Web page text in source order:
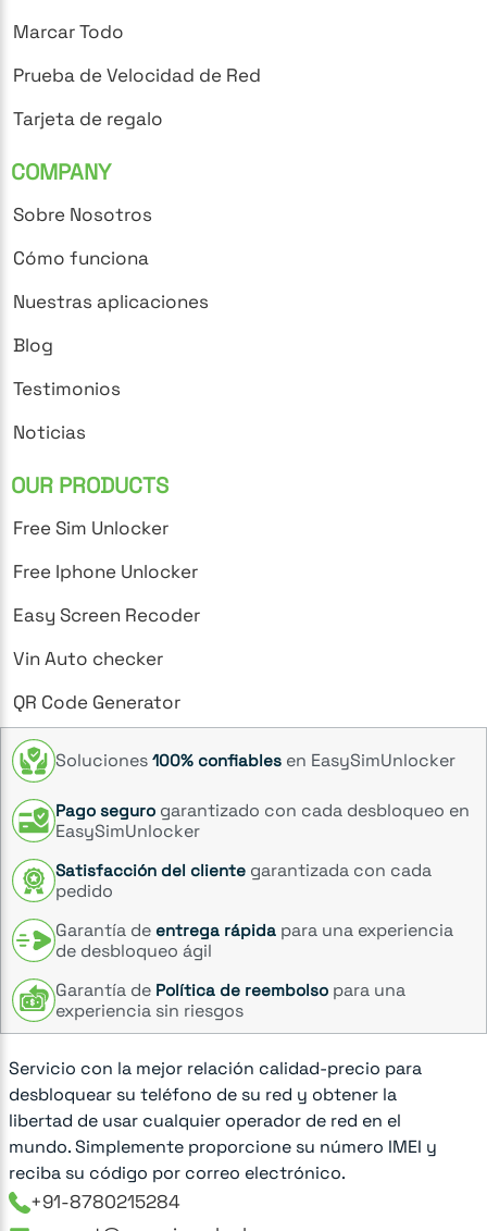
Marcar Todo
Prueba de Velocidad de Red
Tarjeta de regalo
COMPANY
Sobre Nosotros
Cómo funciona
Nuestras aplicaciones
Blog
Testimonios
Noticias
OUR PRODUCTS
Free Sim Unlocker
Free Iphone Unlocker
Easy Screen Recoder
Vin Auto checker
QR Code Generator
Soluciones 100% confiables en EasySimUnlocker
Pago seguro garantizado con cada desbloqueo en
EasySimUnlocker
Satisfacción del cliente garantizada con cada
pedido
Garantía de entrega rápida para una experiencia
de desbloqueo ágil
Garantía de Política de reembolso para una
experiencia sin riesgos
Servicio con la mejor relación calidad-precio para
desbloquear su teléfono de su red y obtener la
libertad de usar cualquier operador de red en el
mundo. Simplemente proporcione su número IMEI y
reciba su código por correo electrónico.
+91-8780215284